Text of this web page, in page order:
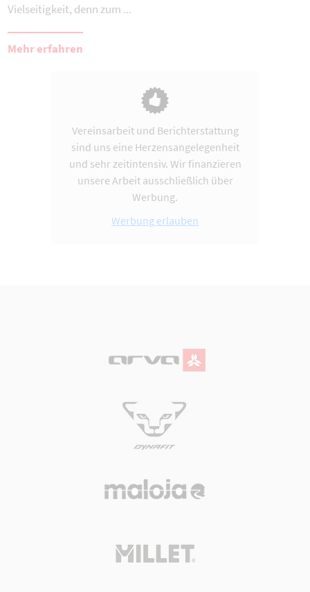
Vielseitigkeit, denn zum ...
Mehr erfahren
Vereinsarbeit und Berichterstattung
sind uns eine Herzensangelegenheit
und sehr zeitintensiv. Wir finanzieren
unsere Arbeit ausschließlich über
Werbung.
Werbung erlauben